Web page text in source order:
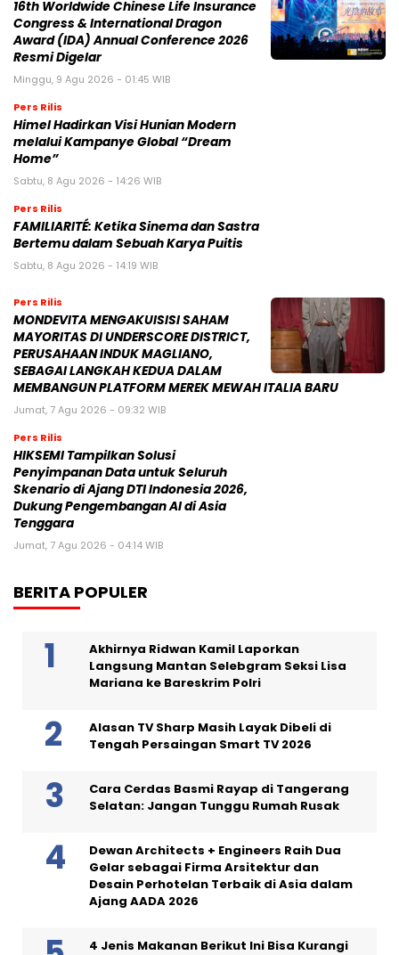
16th Worldwide Chinese Life Insurance
Congress & International Dragon
Award (IDA) Annual Conference 2026
Resmi Digelar
Minggu, 9 Agu 2026 - 01:45 WIB
Pers Rilis
Himel Hadirkan Visi Hunian Modern
melalui Kampanye Global “Dream
Home”
Sabtu, 8 Agu 2026 - 14:26 WIB
Pers Rilis
FAMILIARITÉ: Ketika Sinema dan Sastra
Bertemu dalam Sebuah Karya Puitis
Sabtu, 8 Agu 2026 - 14:19 WIB
Pers Rilis
MONDEVITA MENGAKUISISI SAHAM
MAYORITAS DI UNDERSCORE DISTRICT,
PERUSAHAAN INDUK MAGLIANO,
SEBAGAI LANGKAH KEDUA DALAM
MEMBANGUN PLATFORM MEREK MEWAH ITALIA BARU
Jumat, 7 Agu 2026 - 09:32 WIB
Pers Rilis
HIKSEMI Tampilkan Solusi
Penyimpanan Data untuk Seluruh
Skenario di Ajang DTI Indonesia 2026,
Dukung Pengembangan AI di Asia
Tenggara
Jumat, 7 Agu 2026 - 04:14 WIB
BERITA POPULER
Akhirnya Ridwan Kamil Laporkan
Langsung Mantan Selebgram Seksi Lisa
Mariana ke Bareskrim Polri
Alasan TV Sharp Masih Layak Dibeli di
Tengah Persaingan Smart TV 2026
Cara Cerdas Basmi Rayap di Tangerang
Selatan: Jangan Tunggu Rumah Rusak
Dewan Architects + Engineers Raih Dua
Gelar sebagai Firma Arsitektur dan
Desain Perhotelan Terbaik di Asia dalam
Ajang AADA 2026
4 Jenis Makanan Berikut Ini Bisa Kurangi